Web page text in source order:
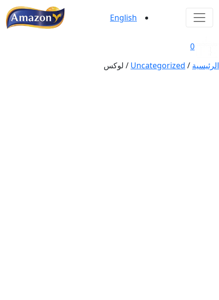
Skip
content
English AmazonFoods
0
الرئيسية /
Uncategorized / لوكس